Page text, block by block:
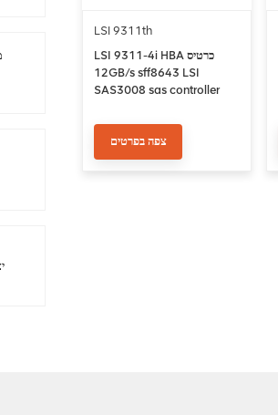
LSI 9311th
LSI 9311-4i HBA כרטיס
12GB/s sff8643 LSI
SAS3008 sas controller
צפה בפרטים